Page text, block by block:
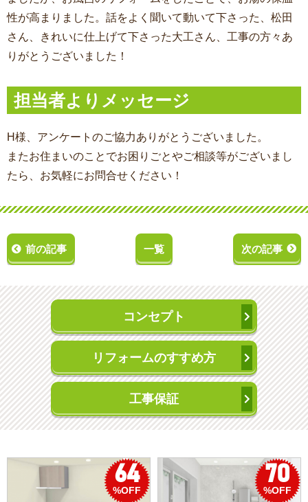
性が高まりました。話をよく聞いて動いて下さった、松田
さん、きれいに仕上げて下さった大工さん、工事の方々あ
りがとうございました！
担当者よりメッセージ
H様、アンケートのご協力ありがとうございました。
またお住まいのことでお困りごとやご相談等がございまし
たら、お気軽にお問合せください！
前の記事 一覧 次の記事
コンセプト
リフォームのすすめ方
工事保証
70
%OFF
50
%OFF